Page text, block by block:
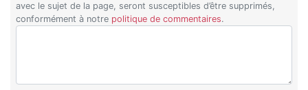
avec le sujet de la page, seront susceptibles d’être supprimés,
conformément à notre politique de commentaires.